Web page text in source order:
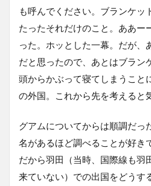
も呼んでください。ブランケッ
たったそれだけのこと。ああー
った。ホッとした一幕。だが、
だと思ったので、あとはブラン
頭からかぶって寝てしまうこと
の外国。これから先を考えると
グアムについてからは順調だっ
名があるほど調べることが好き
だから羽田（当時、国際線も羽
来ていない）での出国をどうす